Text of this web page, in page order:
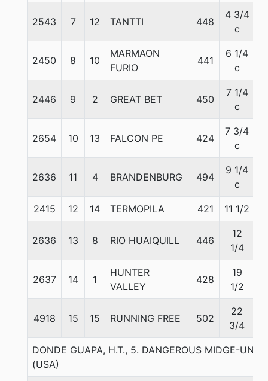
2543 7 12 TANTTI 448
4 3/4
c
2450 8 10
MARMAON
FURIO
441
6 1/4
c
2446 9 2 GREAT BET 450
7 1/4
c
2654 10 13 FALCON PE 424
7 3/4
c
2636 11 4 BRANDENBURG 494
9 1/4
c
2415 12 14 TERMOPILA 421 11 1/2
2636 13 8 RIO HUAIQUILL 446
12
1/4
2637 14 1
HUNTER
VALLEY
428
19
1/2
4918 15 15 RUNNING FREE 502
22
3/4
DONDE GUAPA, H.T., 5. DANGEROUS MIDGE-UNO
(USA)